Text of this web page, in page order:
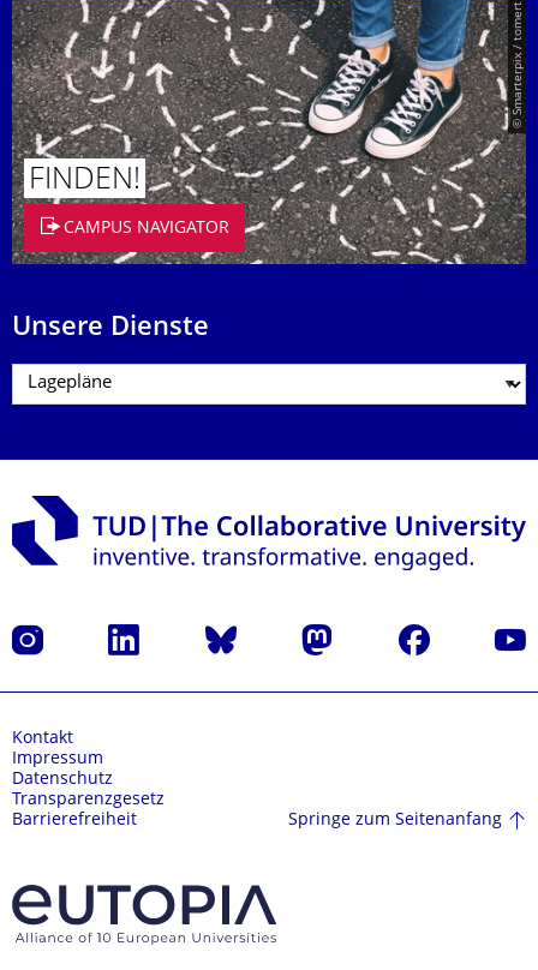
© Smarterpix / tomert
FINDEN!
CAMPUS NAVIGATOR
Unsere Dienste
Instagram LinkedIn Bluesky Mastodon Facebook
Kontakt
Impressum
Datenschutz
Transparenzgesetz
Barrierefreiheit
Springe zum Seitenanfang